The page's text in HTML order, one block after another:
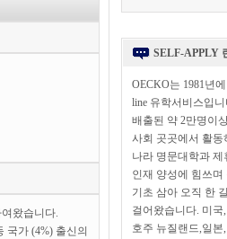
왔습니다.
국가 (4%) 출신의
SELF-APPLY
OECKO는 1981년
line 유학서비스입니
배출된 약 2만명이
사회 곳곳에서 활동
나라 명문대학과 제
인재 양성에 힘쓰며
기초 삼아 오직 한
걸어왔습니다. 미국
호주 뉴질랜드,일본